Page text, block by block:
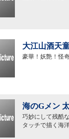
大江山酒天
豪華！妖艶！怪
海のGメン
巧妙にして残酷
タッチで描く海